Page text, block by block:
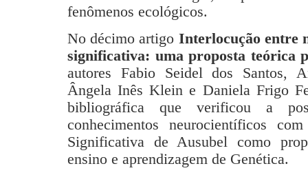
fenômenos ecológicos.
No décimo artigo Interlocução entre
significativa: uma proposta teórica
autores Fabio Seidel dos Santos,
Ângela Inês Klein e Daniela Frigo
bibliográfica que verificou a
conhecimentos neurocientíficos
Significativa de Ausubel como
ensino e aprendizagem de Genética.